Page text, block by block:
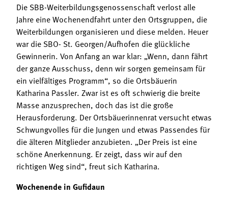
Die SBB-Weiterbildungsgenossenschaft verlost alle
Jahre eine Wochenendfahrt unter den Ortsgruppen, die
Weiterbildungen organisieren und diese melden. Heuer
war die SBO- St. Georgen/Aufhofen die glückliche
Gewinnerin. Von Anfang an war klar: „Wenn, dann fährt
der ganze Ausschuss, denn wir sorgen gemeinsam für
ein vielfältiges Programm“, so die Ortsbäuerin
Katharina Passler. Zwar ist es oft schwierig die breite
Masse anzusprechen, doch das ist die große
Herausforderung. Der Ortsbäuerinnenrat versucht etwas
Schwungvolles für die Jungen und etwas Passendes für
die älteren Mitglieder anzubieten. „Der Preis ist eine
schöne Anerkennung. Er zeigt, dass wir auf den
richtigen Weg sind“, freut sich Katharina.
Wochenende in Gufidaun